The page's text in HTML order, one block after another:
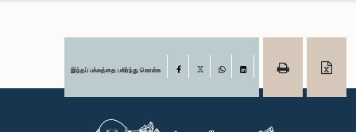
இந்தப் பக்கத்தை பகிர்ந்து கொள்க Facebook